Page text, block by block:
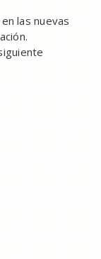
las nuevas